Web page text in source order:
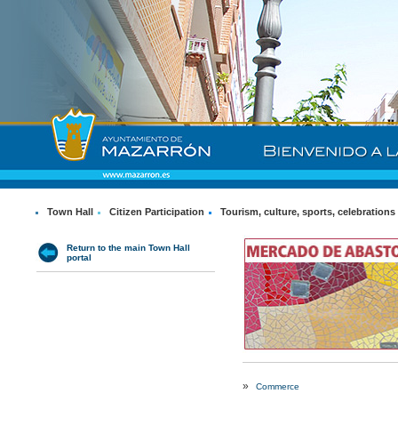
Town Hall Citizen Participation Tourism, culture, sports, celebrations
Return to the main Town Hall
portal
» Commerce